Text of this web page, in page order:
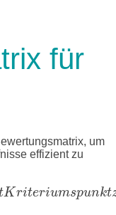
für
um
effizient zu
K riteriumspunkt